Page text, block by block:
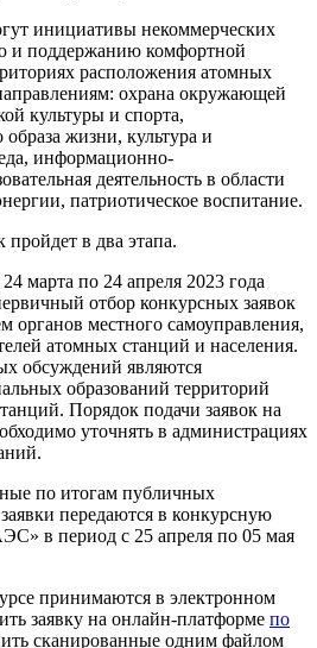
инициативы некоммерческих
и поддержанию комфортной
расположения атомных
охрана окружающей
культуры и спорта,
жизни, культура и
информационно-
деятельность в области
патриотическое воспитание.
в два этапа.
марта по 24 апреля 2023 года
отбор конкурсных заявок
органов местного самоуправления,
атомных станций и населения.
обсуждений являются
образований территорий
Порядок подачи заявок на
уточнять в администрациях
по итогам публичных
передаются в конкурсную
в период с 25 апреля по 05 мая
принимаются в электронном
заявку на онлайн-платформе по
сканированные одним файлом